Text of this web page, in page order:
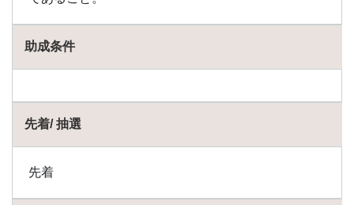
助成
金
1.25
佐町
成金
助成条件
先着/ 抽選
先着